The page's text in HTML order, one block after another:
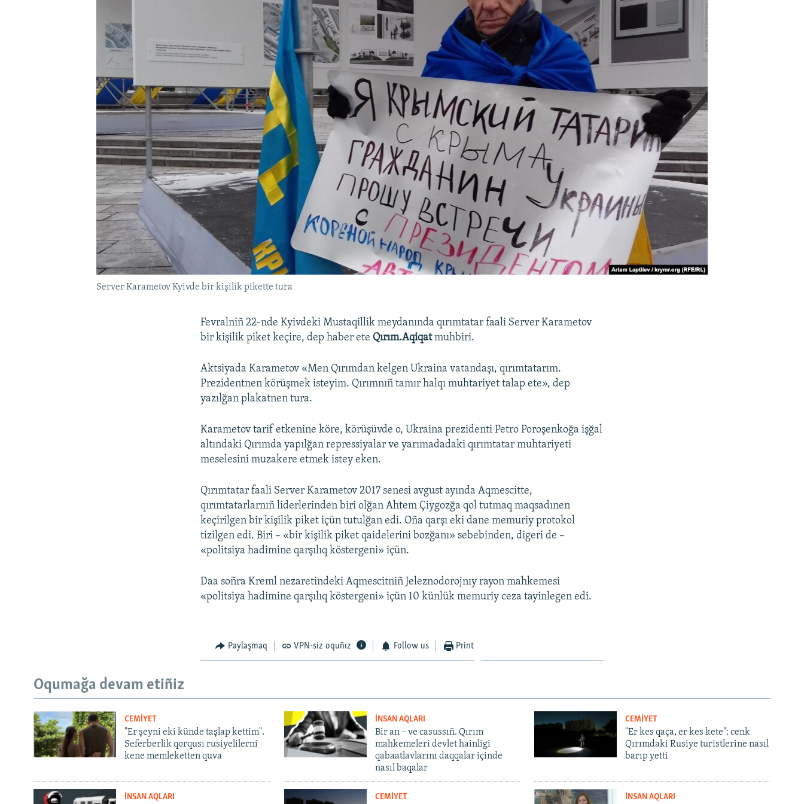
Server Karametov Kyivde bir kişilik pikette tura
Fevralniñ 22-nde Kyivdeki Mustaqillik meydanında qırımtatar faali Server Karametov
bir kişilik piket keçire, dep haber ete Qırım.Aqiqatmuhbiri.
Aktsiyada Karametov «Men Qırımdan kelgen Ukraina vatandaşı, qırımtatarım.
Prezidentnen körüşmek isteyim. Qırımnıñ tamır halqı muhtariyet talap ete», dep
yazılğan plakatnen tura.
Karametov tarif etkenine köre, körüşüvde o, Ukraina prezidenti Petro Poroşenkoğa işğal
altındaki Qırımda yapılğan repressiyalar ve yarımadadaki qırımtatar muhtariyeti
meselesini muzakere etmek istey eken.
Qırımtatar faali Server Karametov 2017 senesi avgust ayında Aqmescitte,
qırımtatarlarnıñ liderlerinden biri olğan Ahtem Çiygozğa qol tutmaq maqsadınen
keçirilgen bir kişilik piket içün tutulğan edi. Oña qarşı eki dane memuriy protokol
tizilgen edi. Biri – «bir kişilik piket qaidelerini bozğanı» sebebinden, digeri de –
«politsiya hadimine qarşılıq köstergeni» içün.
Daa soñra Kreml nezaretindeki Aqmescitniñ Jeleznodorojnıy rayon mahkemesi
«politsiya hadimine qarşılıq köstergeni» içün 10 künlük memuriy ceza tayinlegen edi.
Paylaşmaq VPN-siz oquñız Follow us Print
Oqumağa devam etiñiz
CEMİYET
"Er şeyni eki künde taşlap kettim".
Seferberlik qorqusı rusiyelilerni
kene memleketten quva
İNSAN AQLARI
Bir an – ve casussıñ. Qırım
mahkemeleri devlet hainligi
qabaatlavlarını daqqalar içinde
nasıl baqalar
CEMİYET
"Er kes qaça, er kes kete": cenk
Qırımdaki Rusiye turistlerine nasıl
barıp yetti
İNSAN AQLARI CEMİYET İNSAN AQLARI